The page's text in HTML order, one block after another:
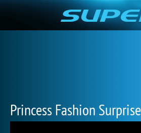
Princess Fashion Surprise